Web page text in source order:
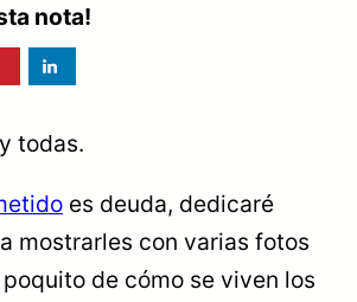
nota!
todas.
es deuda, dedicaré
mostrarles con varias fotos
de cómo se viven los